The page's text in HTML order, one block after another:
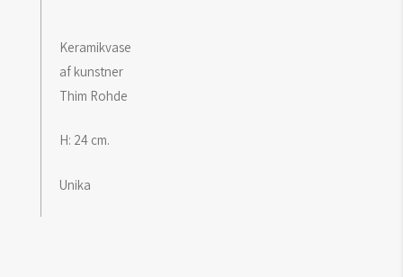
Keramikvase
af kunstner
Thim Rohde
H: 24 cm.
Unika